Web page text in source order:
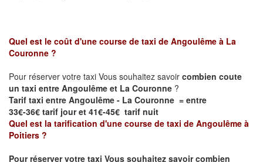
Quel est le coût d'une course de taxi de Angoulême à La
Couronne ?
Pour réserver votre taxi Vous souhaitez savoir combien coute
un taxi entre Angoulême et La Couronne ?
Tarif taxi entre Angoulême - La Couronne = entre
33€-36€ tarif jour et 41€-45€ tarif nuit
Quel est la tarification d'une course de taxi de Angoulême à
Poitiers ?
Pour réserver votre taxi Vous souhaitez savoircombien